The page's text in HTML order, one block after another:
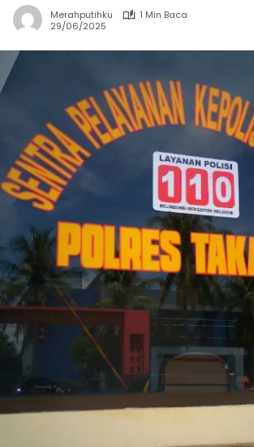
Merahputihku
1 Min Baca
29/06/2025